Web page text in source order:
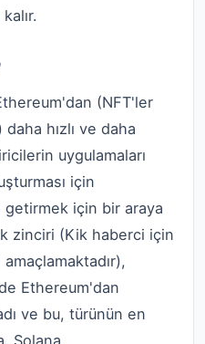
(NFT'ler
hızlı ve daha
uygulamaları
için
için bir araya
zinciri (Kik haberci için
Ethereum'dan
ve bu, türünün en
Solana